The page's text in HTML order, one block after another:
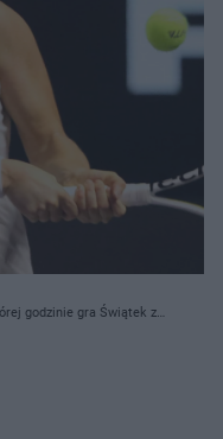
godzinie gra Świątek z